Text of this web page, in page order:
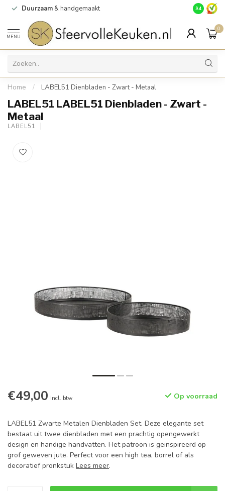
Duurzaam & handgemaakt Gratis
9.4
MENU
0
Home / LABEL51 Dienbladen - Zwart - Metaal
LABEL51 LABEL51 Dienbladen - Zwart -
Metaal
LABEL51
€49,00 Incl. btw Op voorraad
LABEL51 Zwarte Metalen Dienbladen Set. Deze elegante set
bestaat uit twee dienbladen met een prachtig opengewerkt
design en handige handvatten. Het patroon is geïnspireerd op
grof geweven jute. Perfect voor een high tea, borrel of als
decoratief pronkstuk Lees meer.